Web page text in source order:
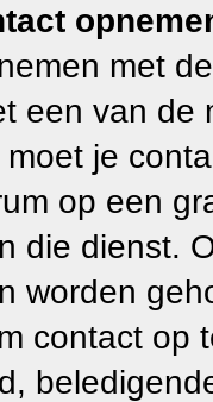
met
een van de
je
op een
die dienst.
worden
contact op